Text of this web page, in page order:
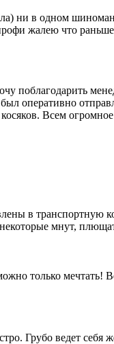
ни в одном
жалею что раньше
поблагодарить
оперативно
Всем
в
мнут,
только мечтать!
Грубо ведет себя